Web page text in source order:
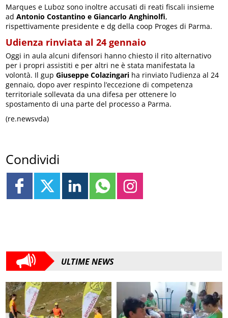
Marques e Luboz sono inoltre accusati di reati fiscali insieme
ad Antonio Costantino e Giancarlo Anghinolfi,
rispettivamente presidente e dg della coop Proges di Parma.
Udienza rinviata al 24 gennaio
Oggi in aula alcuni difensori hanno chiesto il rito alternativo
per i propri assistiti e per altri ne è stata manifestata la
volontà. Il gupGiuseppe Colazingari ha rinviato l’udienza al 24
gennaio, dopo aver respinto l’eccezione di competenza
territoriale sollevata da una difesa per ottenere lo
spostamento di una parte del processo a Parma.
(re.newsvda)
Condividi
ULTIME NEWS